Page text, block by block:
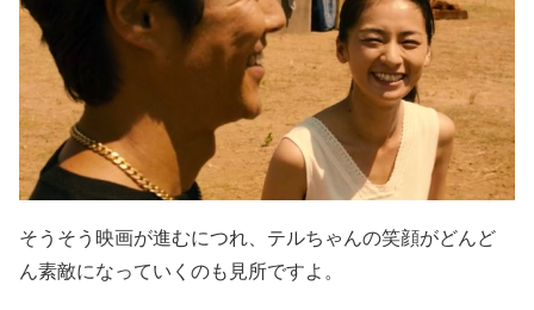
そうそう映画が進むにつれ、テルちゃんの笑顔がどんど
ん素敵になっていくのも見所ですよ。